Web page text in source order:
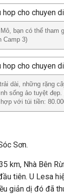
bạn có thể tham
Camp 3)
dài, những rặng
sống ảo tuyệt
với túi tiền:
Sơn.
km, Nhà Bên
tiên. U Lesa
giản dị đó đã